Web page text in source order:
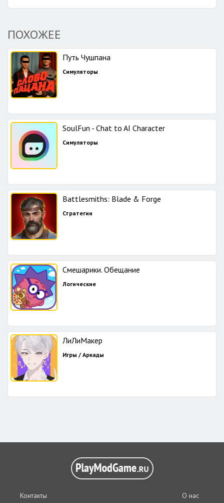
ПОХОЖЕЕ
Путь Чушпана
Симуляторы
SoulFun - Chat to AI Character
Симуляторы
Battlesmiths: Blade & Forge
Стратегии
Смешарики. Обещание
Логические
ЛиЛиМакер
Игры / Аркады
Контакты О нас